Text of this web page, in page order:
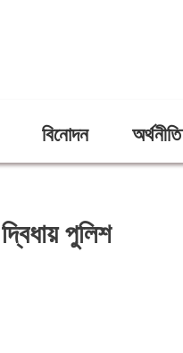
বিনোদন অর্থনীতি
পুলিশ